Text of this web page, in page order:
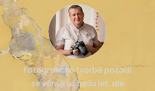
Fotografické tvorbě pozadí
se věnuji už řadu let, ale